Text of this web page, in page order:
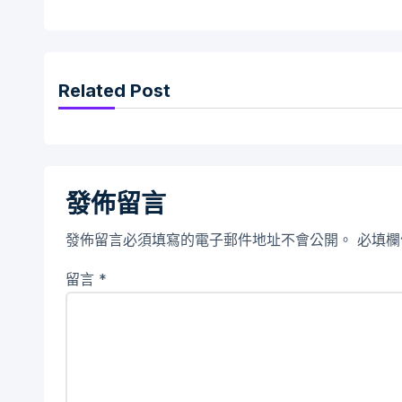
Related Post
發佈留言
發佈留言必須填寫的電子郵件地址不會公開。 必填
留言 *